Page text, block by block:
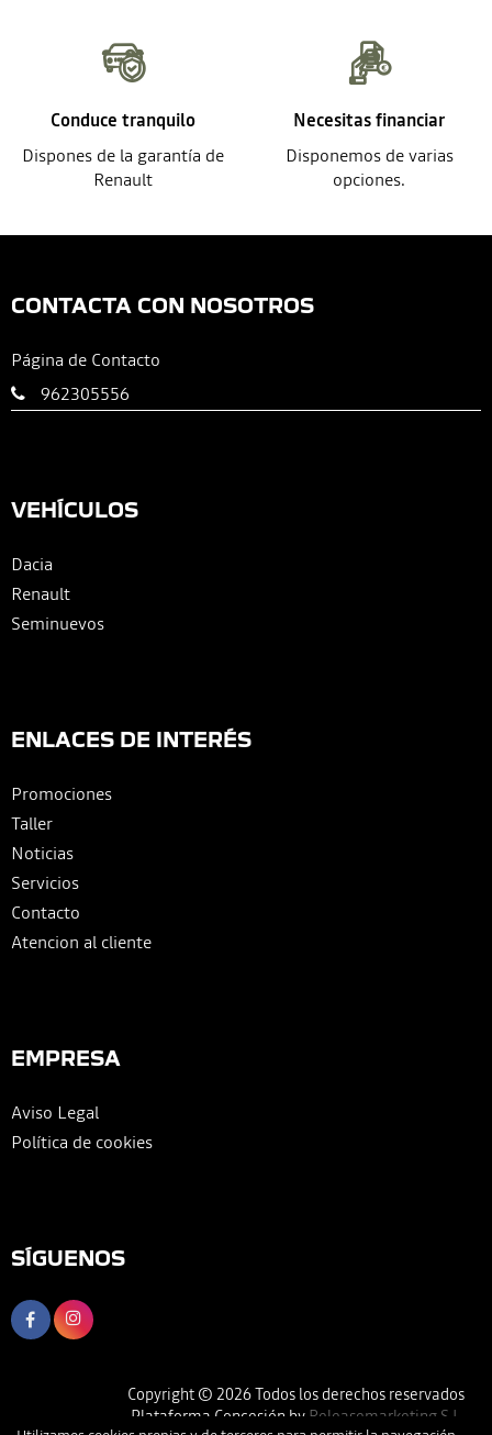
Conduce tranquilo
Dispones de la garantía de
Renault
Necesitas financiar
Disponemos de varias
opciones.
CONTACTA CON NOSOTROS
Página de Contacto
962305556
VEHÍCULOS
Dacia
Renault
Seminuevos
ENLACES DE INTERÉS
Promociones
Taller
Noticias
Servicios
Contacto
Atencion al cliente
EMPRESA
Aviso Legal
Política de cookies
SÍGUENOS
Copyright © 2026 Todos los derechos reservados
Plataforma Concesión by Releasemarketing S.L.